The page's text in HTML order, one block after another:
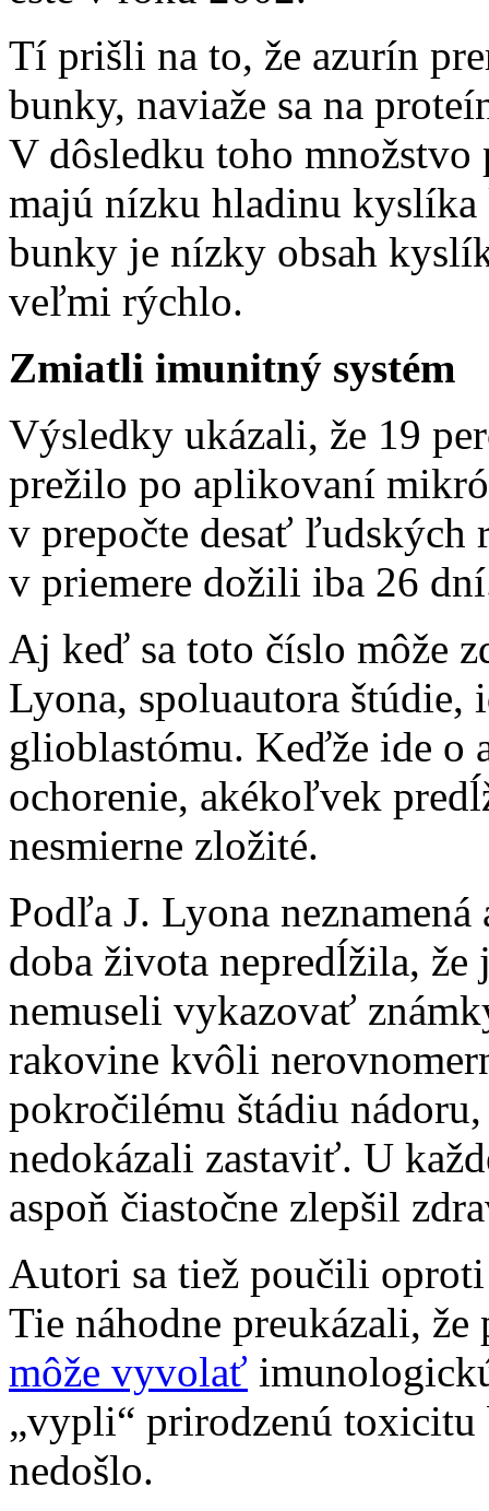
Tí prišli na to, že azurín
bunky, naviaže sa na
V dôsledku toho
majú nízku hladinu kyslíka
bunky je nízky obsah
veľmi rýchlo.
Zmiatli imunitný systém
Výsledky ukázali, že 19
prežilo po aplikovaní
v prepočte desať ľudských
v priemere dožili iba 26
Aj keď sa toto číslo môže
Lyona, spoluautora štúdie,
glioblastómu. Keďže ide o
ochorenie, akékoľvek
nesmierne zložité.
Podľa J. Lyona
doba života nepredĺžila,
nemuseli vykazovať
rakovine kvôli
pokročilému štádiu
nedokázali zastaviť. U
aspoň čiastočne zlepšil
Autori sa tiež poučili
Tie náhodne preukázali,
môže vyvolať
„vypli“ prirodzenú
nedošlo.